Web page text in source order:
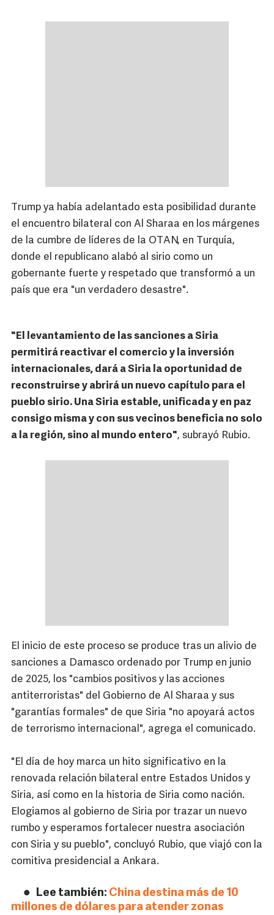
Trump ya había adelantado esta posibilidad durante
el encuentro bilateral con Al Sharaa en los márgenes
de la cumbre de líderes de la OTAN, en Turquía,
donde el republicano alabó al sirio como un
gobernante fuerte y respetado que transformó a un
país que era "un verdadero desastre".
"El levantamiento de las sanciones a Siria
permitirá reactivar el comercio y la inversión
internacionales, dará a Siria la oportunidad de
reconstruirse y abrirá un nuevo capítulo para el
pueblo sirio. Una Siria estable, unificada y en paz
consigo misma y con sus vecinos beneficia no solo
a la región, sino al mundo entero", subrayó Rubio.
El inicio de este proceso se produce tras un alivio de
sanciones a Damasco ordenado por Trump en junio
de 2025, los "cambios positivos y las acciones
antiterroristas" del Gobierno de Al Sharaa y sus
"garantías formales" de que Siria "no apoyará actos
de terrorismo internacional", agrega el comunicado.
"El día de hoy marca un hito significativo en la
renovada relación bilateral entre Estados Unidos y
Siria, así como en la historia de Siria como nación.
Elogiamos al gobierno de Siria por trazar un nuevo
rumbo y esperamos fortalecer nuestra asociación
con Siria y su pueblo", concluyó Rubio, que viajó con la
comitiva presidencial a Ankara.
Lee también: China destina más de 10
millones de dólares para atender zonas